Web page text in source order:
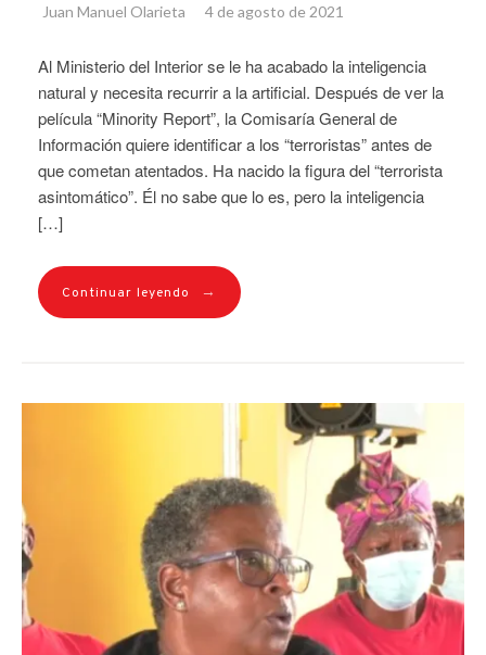
Juan Manuel Olarieta 4 de agosto de 2021
Al Ministerio del Interior se le ha acabado la inteligencia
natural y necesita recurrir a la artificial. Después de ver la
película “Minority Report”, la Comisaría General de
Información quiere identificar a los “terroristas” antes de
que cometan atentados. Ha nacido la figura del “terrorista
asintomático”. Él no sabe que lo es, pero la inteligencia
[…]
Continuar leyendo →